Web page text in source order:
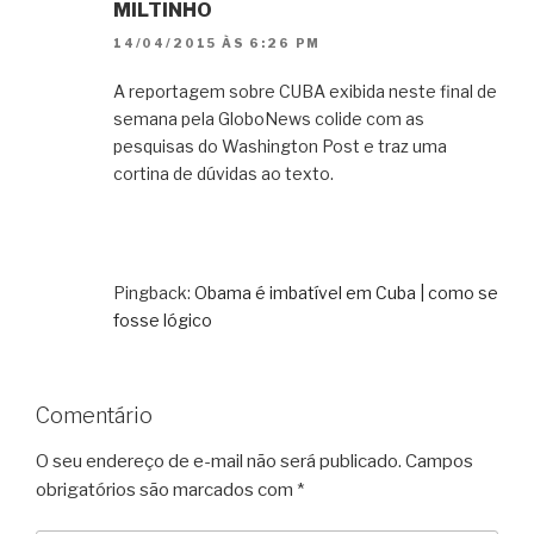
MILTINHO
14/04/2015 ÀS 6:26 PM
A reportagem sobre CUBA exibida neste final de
semana pela GloboNews colide com as
pesquisas do Washington Post e traz uma
cortina de dúvidas ao texto.
Pingback: Obama é imbatível em Cuba | como se
fosse lógico
Comentário
O seu endereço de e-mail não será publicado. Campos
obrigatórios são marcados com *